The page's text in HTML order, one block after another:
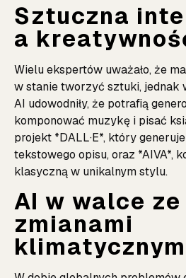
Sztuczna
a
Wielu ekspertów uważało, że
w stanie tworzyć sztuki, jednak
AI udowodniły, że potrafią
komponować muzykę i pisać
projekt *DALL·E*, który
tekstowego opisu, oraz *AIVA*,
klasyczną w unikalnym stylu.
AI w walce ze
zmianami